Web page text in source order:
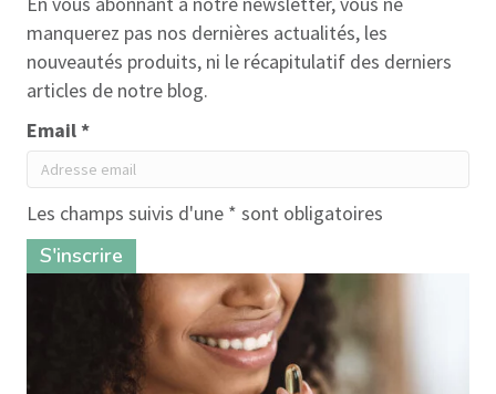
manquerez pas nos dernières actualités, les
nouveautés produits, ni le récapitulatif des derniers
articles de notre blog.
Email *
Les champs suivis d'une * sont obligatoires